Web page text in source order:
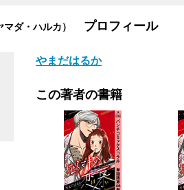
マダ・ハルカ） プロフィール
やまだはるか
この著者の書籍